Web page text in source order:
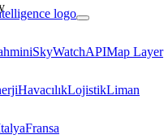
SkyWatchAPIMap Layer
HavacılıkLojistikLiman
Fransa